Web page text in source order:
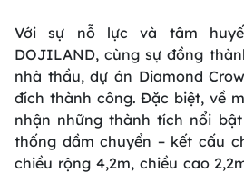
Với sự nỗ lực và tâm
DOJILAND, cùng sự đồng
nhà thầu, dự án Diamond
đích thành công. Đặc biệt, về
nhận những thành tích nổi
thống dầm chuyển – kết cấu
chiều rộng 4,2m, chiều cao